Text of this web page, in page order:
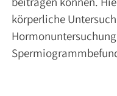
MARA
MOSTERS
körperliche